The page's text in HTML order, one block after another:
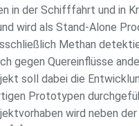
in der Schifffahrt und in
wird als Stand-Alone
Methan
gegen Quereinflüsse
soll dabei die
Prototypen
wird neben